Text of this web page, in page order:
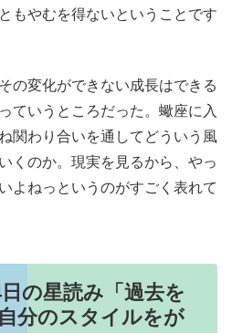
もやむを得ないということです
の変化ができない成長はできる
ていうところだった。蠍座に入
関わり合いを通してどういう風
くのか。現実を見るから、やっ
よねっというのがすごく表れて
の星読み「過去を
分のスタイルをが